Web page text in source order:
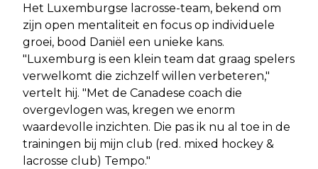
Het Luxemburgse lacrosse-team, bekend om
zijn open mentaliteit en focus op individuele
groei, bood Daniël een unieke kans.
"Luxemburg is een klein team dat graag spelers
verwelkomt die zichzelf willen verbeteren,"
vertelt hij. "Met de Canadese coach die
overgevlogen was, kregen we enorm
waardevolle inzichten. Die pas ik nu al toe in de
trainingen bij mijn club (red. mixed hockey &
lacrosse club) Tempo."